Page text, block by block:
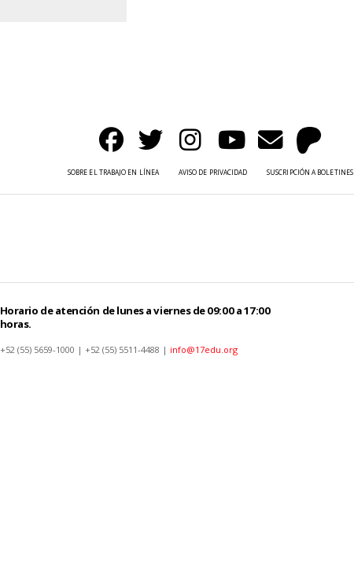
SOBRE EL TRABAJO EN LÍNEA AVISO DE PRIVACIDAD SUSCRIPCIÓN A BOLETINES
Horario de atención de lunes a viernes de 09:00 a 17:00
horas.
+52 (55) 5659-1000 | +52 (55) 5511-4488 | info@17edu.org